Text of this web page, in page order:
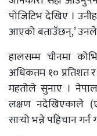
पोजिटिभ देखिए ।
आएको बताउँछन्,’
हालसम्म चीनमा
अधिकतम १० प्रतिशत
महतोले सुनाए ।
लक्षण नदेखिएकाले
सार्‍यो भन्ने पहिचान गर्न